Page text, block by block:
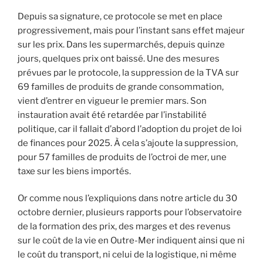
Depuis sa signature, ce protocole se met en place
progressivement, mais pour l’instant sans effet majeur
sur les prix. Dans les supermarchés, depuis quinze
jours, quelques prix ont baissé. Une des mesures
prévues par le protocole, la suppression de la TVA sur
69 familles de produits de grande consommation,
vient d’entrer en vigueur le premier mars. Son
instauration avait été retardée par l’instabilité
politique, car il fallait d’abord l’adoption du projet de loi
de finances pour 2025. À cela s’ajoute la suppression,
pour 57 familles de produits de l’octroi de mer, une
taxe sur les biens importés.
Or comme nous l’expliquions dans notre article du 30
octobre dernier, plusieurs rapports pour l’observatoire
de la formation des prix, des marges et des revenus
sur le coût de la vie en Outre-Mer indiquent ainsi que ni
le coût du transport, ni celui de la logistique, ni même